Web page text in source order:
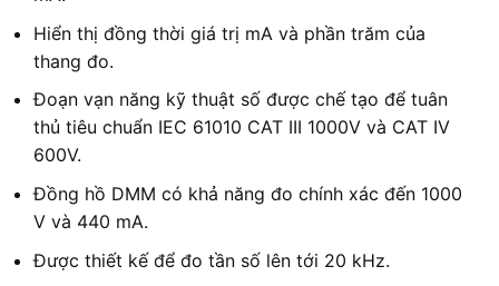
Hiển thị đồng thời giá trị mA và phần trăm của
thang đo.
Đoạn vạn năng kỹ thuật số được chế tạo để tuân
thủ tiêu chuẩn IEC 61010 CAT III 1000V và CAT IV
600V.
Đồng hồ DMM có khả năng đo chính xác đến 1000
V và 440 mA.
Được thiết kế để đo tần số lên tới 20 kHz.